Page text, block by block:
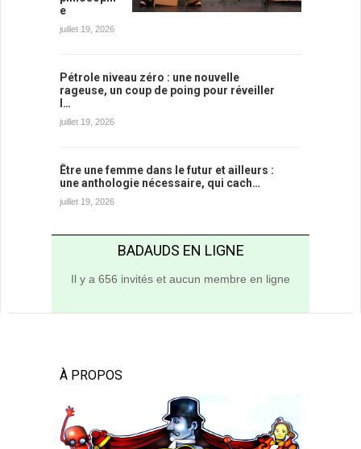
e
juillet 19, 2026
Pétrole niveau zéro : une nouvelle
rageuse, un coup de poing pour réveiller
l…
juillet 19, 2026
Être une femme dans le futur et ailleurs :
une anthologie nécessaire, qui cach…
juillet 19, 2026
BADAUDS EN LIGNE
Il y a 656 invités et aucun membre en ligne
À PROPOS